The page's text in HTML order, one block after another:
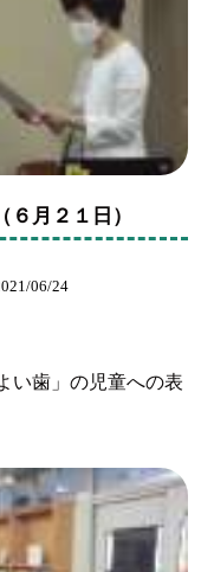
月２１日）
06/24
い歯」の児童への表